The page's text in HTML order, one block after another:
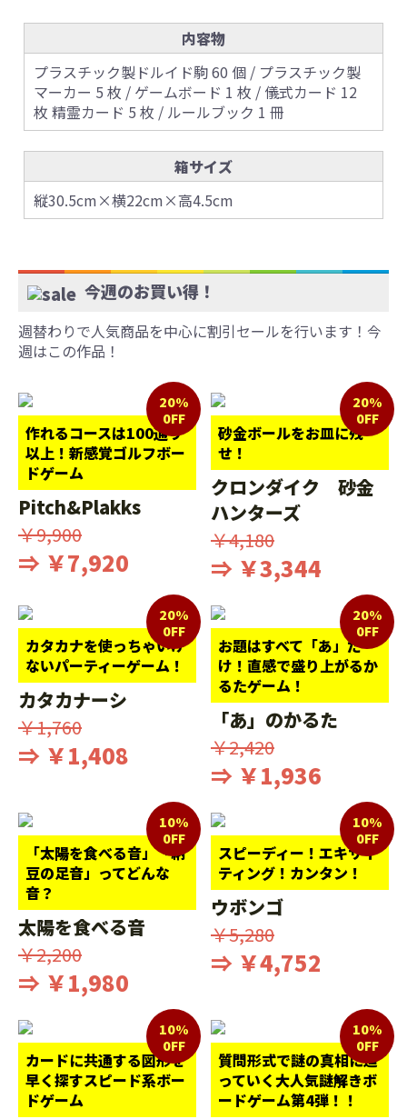
内容物
プラスチック製ドルイド駒 60 個 / プラスチック製
マーカー 5 枚 / ゲームボード 1 枚 / 儀式カード 12
枚 精霊カード 5 枚 / ルールブック 1 冊
箱サイズ
縦30.5cm×横22cm×高4.5cm
今週のお買い得！
週替わりで人気商品を中心に割引セールを行います！今
週はこの作品！
作れるコースは100通り
以上！新感覚ゴルフボー
ドゲーム
20%
0FF
Pitch&Plakks
￥9,900
⇒ ￥7,920
砂金ボールをお皿に残
せ！
20%
0FF
クロンダイク 砂金
ハンターズ
￥4,180
⇒ ￥3,344
カタカナを使っちゃいけ
ないパーティーゲーム！
20%
0FF
カタカナーシ
￥1,760
⇒ ￥1,408
お題はすべて「あ」だ
け！直感で盛り上がるか
るたゲーム！
20%
0FF
「あ」のかるた
￥2,420
⇒ ￥1,936
「太陽を食べる音」「納
豆の足音」ってどんな
音？
10%
0FF
太陽を食べる音
￥2,200
⇒ ￥1,980
スピーディー！エキサイ
ティング！カンタン！
10%
0FF
ウボンゴ
￥5,280
⇒ ￥4,752
カードに共通する図形を
早く探すスピード系ボー
ドゲーム
10%
0FF
質問形式で謎の真相に迫
っていく大人気謎解きボ
ードゲーム第4弾！！
10%
0FF